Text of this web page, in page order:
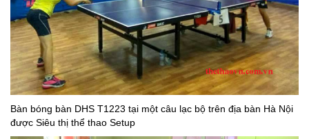
Bàn bóng bàn DHS T1223 tại một câu lạc bộ trên địa bàn Hà Nội
được Siêu thị thể thao Setup